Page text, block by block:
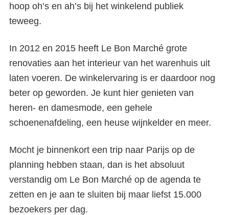
hoop oh’s en ah’s bij het winkelend publiek
teweeg.
In 2012 en 2015 heeft Le Bon Marché grote
renovaties aan het interieur van het warenhuis uit
laten voeren. De winkelervaring is er daardoor nog
beter op geworden. Je kunt hier genieten van
heren- en damesmode, een gehele
schoenenafdeling, een heuse wijnkelder en meer.
Mocht je binnenkort een trip naar Parijs op de
planning hebben staan, dan is het absoluut
verstandig om Le Bon Marché op de agenda te
zetten en je aan te sluiten bij maar liefst 15.000
bezoekers per dag.